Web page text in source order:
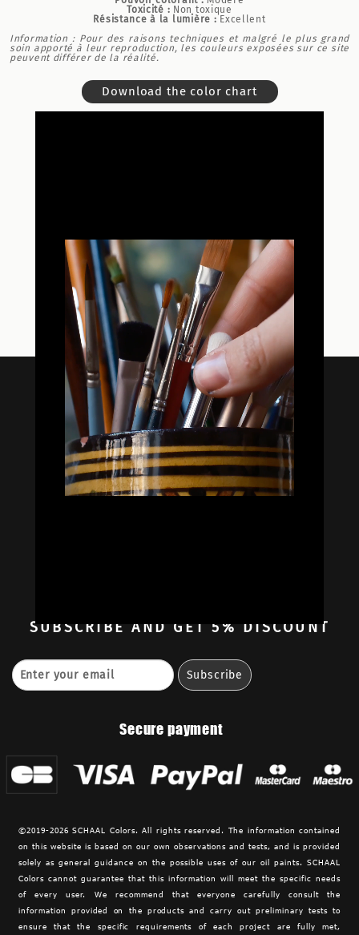
Toxicité : Non toxique
Résistance à la lumière : Excellent
Information : Pour des raisons techniques et malgré le plus grand
soin apporté à leur reproduction, les couleurs exposées sur ce site
peuvent différer de la réalité.
Download the color chart

Oil Colors
Oil Paint Sets
SUBSCRIBE AND GET 5% DISCOUNT
Secure payment
©2019-2026 SCHAAL Colors. All rights reserved. The information contained
on this website is based on our own observations and tests, and is provided
solely as general guidance on the possible uses of our oil paints. SCHAAL
Colors cannot guarantee that this information will meet the specific needs
of every user. We recommend that everyone carefully consult the
information provided on the products and carry out preliminary tests to
ensure that the specific requirements of each project are fully met,